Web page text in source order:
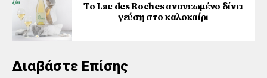
Το Lac des Roches ανανεωμένο δίνει
γεύση στο καλοκαίρι
Διαβάστε Επίσης